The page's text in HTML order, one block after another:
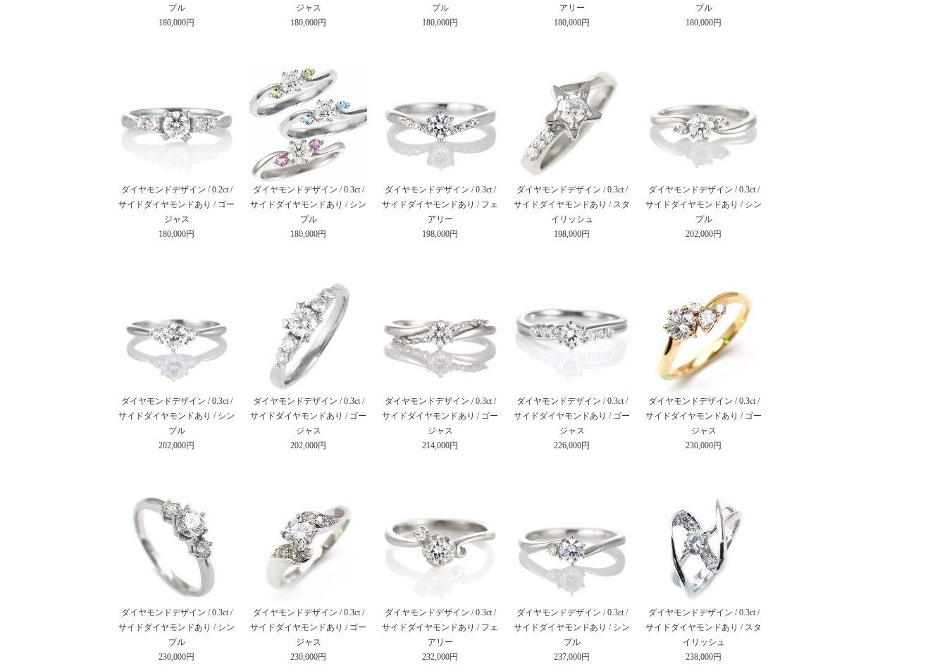
ダイヤモンドデザイン / 0.3ct /
サイドダイヤモンドあり / フェ
アリー
232,000円
ダイヤモンドデザイン / 0.3ct /
サイドダイヤモンドあり / シン
プル
237,000円
ダイヤモンドデザイン / 0.3ct /
サイドダイヤモンドあり / シン
プル
202,000円
ダイヤモンドデザイン / 0.3ct /
サイドダイヤモンドあり / シン
プル
202,000円
ダイヤモンドデザイン / 0.3ct /
サイドダイヤモンドあり / ゴー
ジャス
202,000円
プル
180,000円
ジャス
180,000円
プル
180,000円
アリー
180,000円
プル
180,000円
ダイヤモンドデザイン / 0.3ct /
サイドダイヤモンドあり / ゴー
ジャス
226,000円
ダイヤモンドデザイン / 0.2ct /
サイドダイヤモンドあり / ゴー
ジャス
180,000円
ダイヤモンドデザイン / 0.3ct /
サイドダイヤモンドあり / フェ
アリー
198,000円
ダイヤモンドデザイン / 0.3ct /
サイドダイヤモンドあり / ゴー
ジャス
230,000円
ダイヤモンドデザイン / 0.3ct /
サイドダイヤモンドあり / シン
プル
230,000円
ダイヤモンドデザイン / 0.3ct /
サイドダイヤモンドあり / ゴー
ジャス
230,000円
ダイヤモンドデザイン / 0.3ct /
サイドダイヤモンドあり / ゴー
ジャス
214,000円
ダイヤモンドデザイン / 0.3ct /
サイドダイヤモンドあり / シン
プル
180,000円
ダイヤモンドデザイン / 0.3ct /
サイドダイヤモンドあり / スタ
イリッシュ
238,000円
ダイヤモンドデザイン / 0.3ct /
サイドダイヤモンドあり / スタ
イリッシュ
198,000円